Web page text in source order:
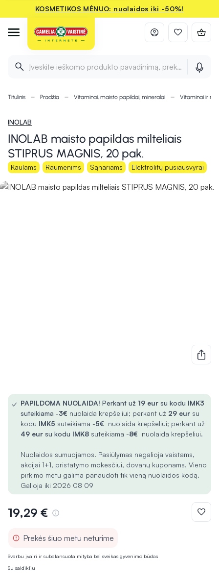
KOSMETIKOS MĖNUO: nuolaidos iki -50%!
Įveskite ieškomo produkto pavadinimą, prekės ženklą ir
Titulinis Pradžia Vitaminai, maisto papildai, mineralai Vitaminai ir
INOLAB
INOLAB maisto papildas milteliais
STIPRUS MAGNIS, 20 pak.
Kaulams Raumenims Sąnariams Elektrolitų pusiausvyrai
Svarbu įvairi ir subalansuota mityba bei sveikas gyvenimo būdas
Su saldikliu
✓ PAPILDOMA NUOLAIDA! Perkant už 19 eur su kodu IMK3
suteikiama -3€ nuolaida krepšeliui; perkant už 29 eur su
kodu IMK5 suteikiama -5€ nuolaida krepšeliui; perkant už
49 eur su kodu IMK8 suteikiama -8€ nuolaida krepšeliui.
Nuolaidos sumuojamos. Pasiūlymas negalioja vaistams,
akcijai 1+1, pristatymo mokesčiui, dovanų kuponams. Vieno
pirkimo metu galima panaudoti tik vieną nuolaidos kodą.
Galioja iki 2026 08 09
19,29 €
Prekės šiuo metu neturime